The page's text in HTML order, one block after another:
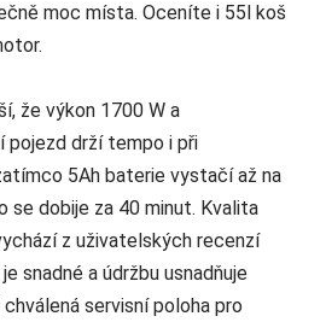
moc místa. Oceníte i 55l koš
že výkon 1700 W a
pojezd drží tempo i při
5Ah baterie vystačí až na
se dobije za 40 minut. Kvalita
z uživatelských recenzí
snadné a údržbu usnadňuje
servisní poloha pro